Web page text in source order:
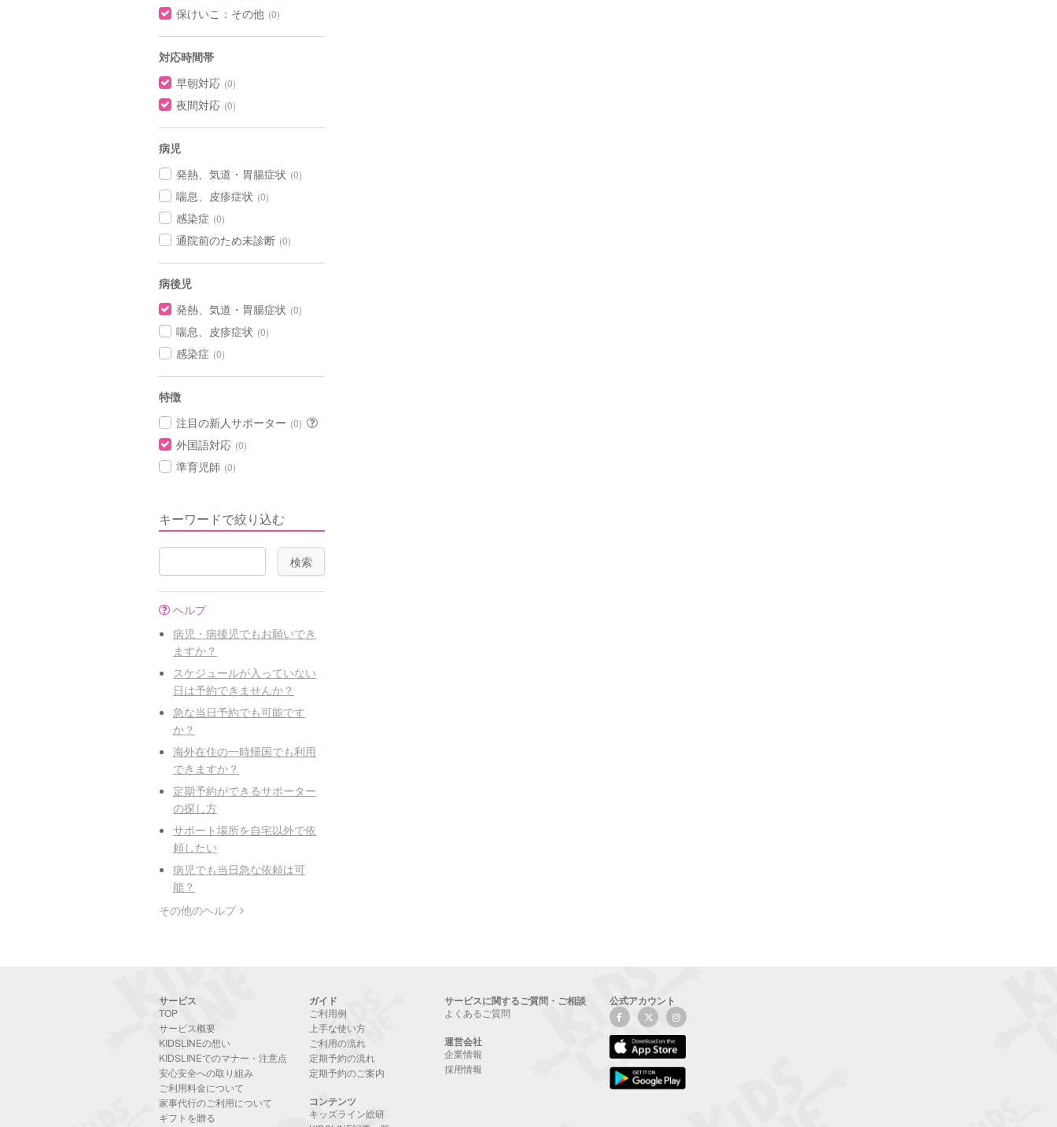
保けいこ：その他 (0)
対応時間帯
早朝対応 (0)
夜間対応 (0)
病児
発熱、気道・胃腸症状 (0)
喘息、皮疹症状 (0)
感染症 (0)
通院前のため未診断 (0)
病後児
発熱、気道・胃腸症状 (0)
喘息、皮疹症状 (0)
感染症 (0)
特徴
注目の新人サポーター (0)
外国語対応 (0)
準育児師 (0)
キーワードで絞り込む
ヘルプ
病児・病後児でもお願いでき
ますか？
スケジュールが入っていない
日は予約できませんか？
急な当日予約でも可能です
か？
海外在住の一時帰国でも利用
できますか？
定期予約ができるサポーター
の探し方
サポート場所を自宅以外で依
頼したい
病児でも当日急な依頼は可
能？
その他のヘルプ
サービス
TOP
サービス概要
KIDSLINEの想い
KIDSLINEでのマナー・注意点
安心安全への取り組み
ご利用料金について
家事代行のご利用について
ギフトを贈る
ガイド
ご利用例
上手な使い方
ご利用の流れ
定期予約の流れ
定期予約のご案内
コンテンツ
キッズライン総研
サービスに関するご質問・ご相談
よくあるご質問
運営会社
企業情報
採用情報
公式アカウント